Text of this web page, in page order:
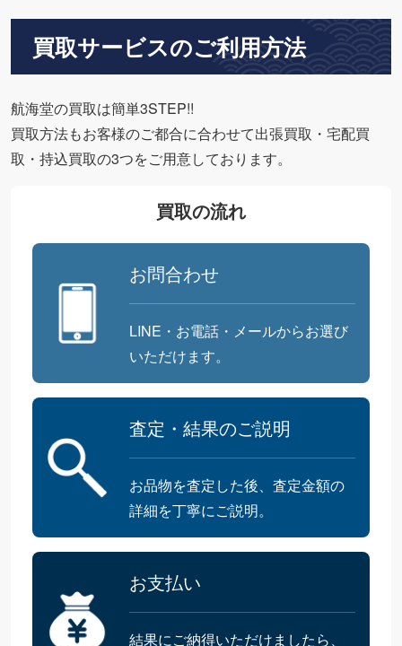
買取サービスのご利用方法
航海堂の買取は簡単3STEP!!
買取方法もお客様のご都合に合わせて出張買取・宅配買
取・持込買取の3つをご用意しております。
買取の流れ
お問合わせ
LINE・お電話・メールからお選び
いただけます。
査定・結果のご説明
お品物を査定した後、査定金額の
詳細を丁寧にご説明。
お支払い
結果にご納得いただけましたら、